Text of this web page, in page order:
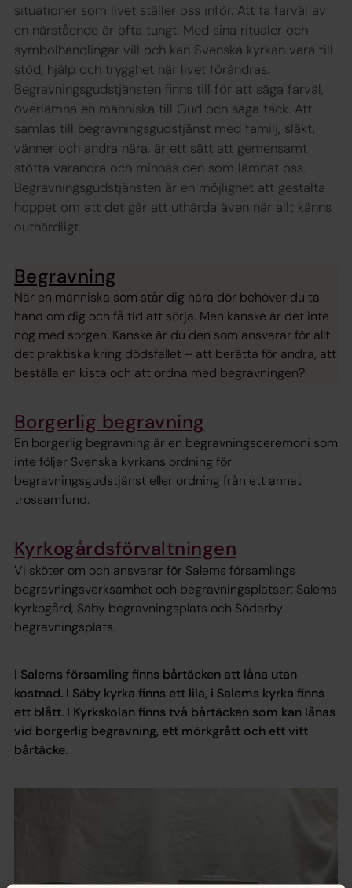
situationer som livet ställer oss inför. Att ta farväl av
en närstående är ofta tungt. Med sina ritualer och
symbolhandlingar vill och kan Svenska kyrkan vara till
stöd, hjälp och trygghet när livet förändras.
Begravningsgudstjänsten finns till för att säga farväl,
överlämna en människa till Gud och säga tack. Att
samlas till begravningsgudstjänst med familj, släkt,
vänner och andra nära, är ett sätt att gemensamt
stötta varandra och minnas den som lämnat oss.
Begravningsgudstjänsten är en möjlighet att gestalta
hoppet om att det går att uthärda även när allt känns
outhärdligt.
Begravning
När en människa som står dig nära dör behöver du ta
hand om dig och få tid att sörja. Men kanske är det inte
nog med sorgen. Kanske är du den som ansvarar för allt
det praktiska kring dödsfallet – att berätta för andra, att
beställa en kista och att ordna med begravningen?
Borgerlig begravning
En borgerlig begravning är en begravningsceremoni som
inte följer Svenska kyrkans ordning för
begravningsgudstjänst eller ordning från ett annat
trossamfund.
Kyrkogårdsförvaltningen
Vi sköter om och ansvarar för Salems församlings
begravningsverksamhet och begravningsplatser: Salems
kyrkogård, Säby begravningsplats och Söderby
begravningsplats.
I Salems församling finns bårtäcken att låna utan
kostnad. I Säby kyrka finns ett lila, i Salems kyrka finns
ett blått. I Kyrkskolan finns två bårtäcken som kan lånas
vid borgerlig begravning, ett mörkgrått och ett vitt
bårtäcke.